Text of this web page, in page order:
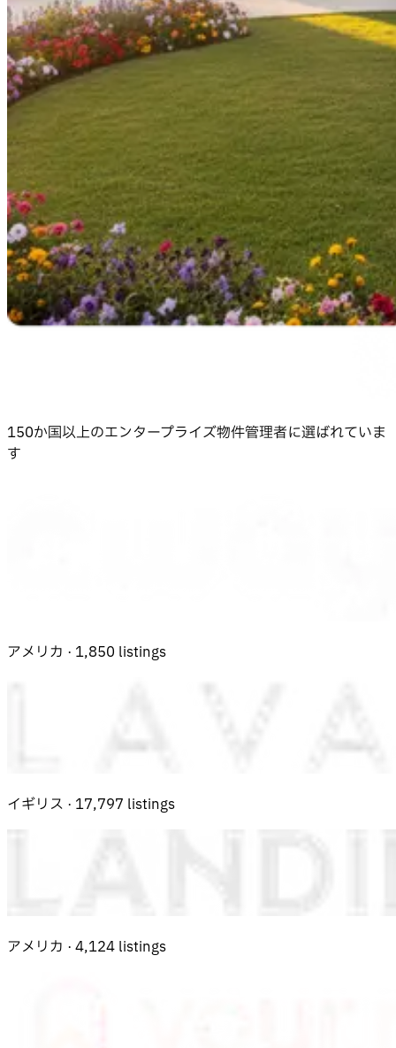
150か国以上のエンタープライズ物件管理者に選ばれていま
す
アメリカ · 1,850 listings
イギリス · 17,797 listings
アメリカ · 4,124 listings